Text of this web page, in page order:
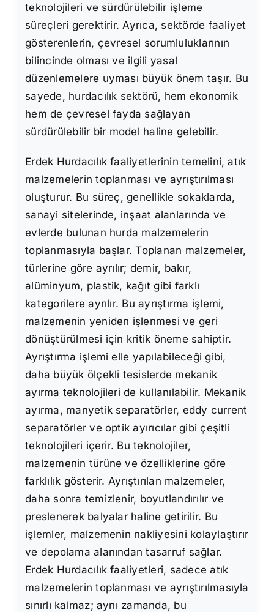
teknolojileri ve sürdürülebilir işleme
süreçleri gerektirir. Ayrıca, sektörde faaliyet
gösterenlerin, çevresel sorumluluklarının
bilincinde olması ve ilgili yasal
düzenlemelere uyması büyük önem taşır. Bu
sayede, hurdacılık sektörü, hem ekonomik
hem de çevresel fayda sağlayan
sürdürülebilir bir model haline gelebilir.
Erdek Hurdacılık faaliyetlerinin temelini, atık
malzemelerin toplanması ve ayrıştırılması
oluşturur. Bu süreç, genellikle sokaklarda,
sanayi sitelerinde, inşaat alanlarında ve
evlerde bulunan hurda malzemelerin
toplanmasıyla başlar. Toplanan malzemeler,
türlerine göre ayrılır; demir, bakır,
alüminyum, plastik, kağıt gibi farklı
kategorilere ayrılır. Bu ayrıştırma işlemi,
malzemenin yeniden işlenmesi ve geri
dönüştürülmesi için kritik öneme sahiptir.
Ayrıştırma işlemi elle yapılabileceği gibi,
daha büyük ölçekli tesislerde mekanik
ayırma teknolojileri de kullanılabilir. Mekanik
ayırma, manyetik separatörler, eddy current
separatörler ve optik ayırıcılar gibi çeşitli
teknolojileri içerir. Bu teknolojiler,
malzemenin türüne ve özelliklerine göre
farklılık gösterir. Ayrıştırılan malzemeler,
daha sonra temizlenir, boyutlandırılır ve
preslenerek balyalar haline getirilir. Bu
işlemler, malzemenin nakliyesini kolaylaştırır
ve depolama alanından tasarruf sağlar.
Erdek Hurdacılık faaliyetleri, sadece atık
malzemelerin toplanması ve ayrıştırılmasıyla
sınırlı kalmaz; aynı zamanda, bu